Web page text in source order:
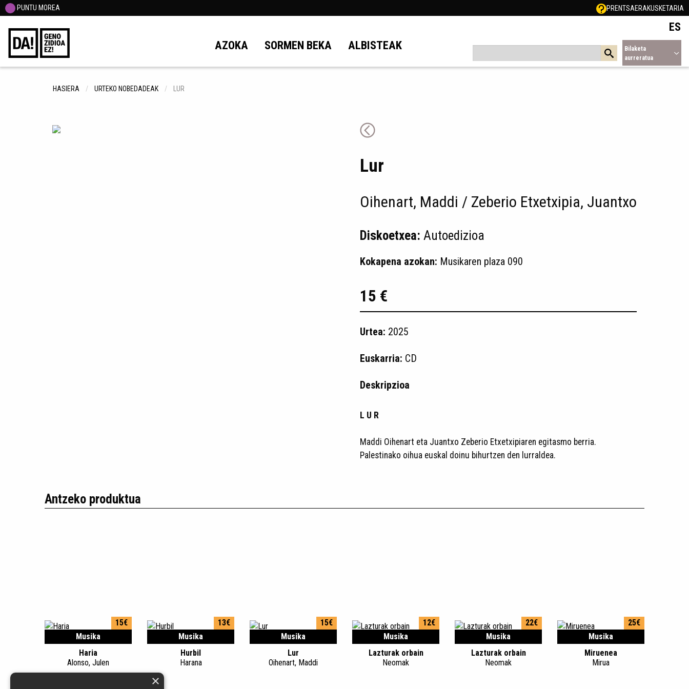
PUNTU MOREA PRENTSAERAKUSKETARIA
AZOKA SORMEN BEKA ALBISTEAK
ES
Bilaketa
aurreratua
HASIERA URTEKO NOBEDADEAK LUR
Lur
Oihenart, Maddi / Zeberio Etxetxipia, Juantxo
Diskoetxea: Autoedizioa
Kokapena azokan: Musikaren plaza 090
15 €
Urtea: 2025
Euskarria: CD
Deskripzioa
L U R
Maddi Oihenart eta Juantxo Zeberio Etxetxipiaren egitasmo berria.
Palestinako oihua euskal doinu bihurtzen den lurraldea.
Antzeko produktua
Musika
15€
Haria
Alonso, Julen
Musika
13€
Hurbil
Harana
Musika
15€
Lur
Oihenart, Maddi
Musika
12€
Lazturak orbain
Neomak
Musika
22€
Lazturak orbain
Neomak
Musika
25€
Miruenea
Mirua
×